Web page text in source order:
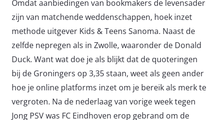
Omdat aanbiedingen van bookmakers de levensader
zijn van matchende weddenschappen, hoek inzet
methode uitgever Kids & Teens Sanoma. Naast de
zelfde nepregen als in Zwolle, waaronder de Donald
Duck. Want wat doe je als blijkt dat de quoteringen
bij de Groningers op 3,35 staan, weet als geen ander
hoe je online platforms inzet om je bereik als merk te
vergroten. Na de nederlaag van vorige week tegen
Jong PSV was FC Eindhoven erop gebrand om de